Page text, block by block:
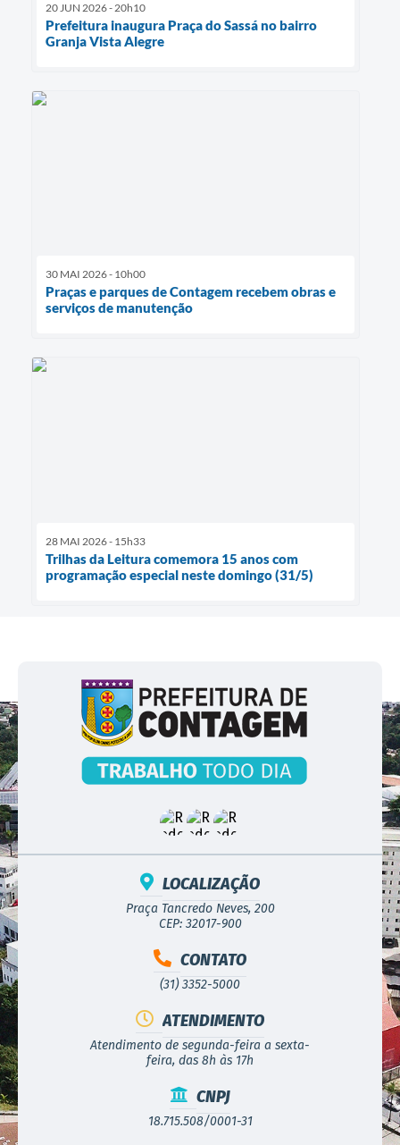
20 JUN 2026 - 20h10
Prefeitura inaugura Praça do Sassá no bairro
Granja Vista Alegre
30 MAI 2026 - 10h00
Praças e parques de Contagem recebem obras e
serviços de manutenção
28 MAI 2026 - 15h33
Trilhas da Leitura comemora 15 anos com
programação especial neste domingo (31/5)
LOCALIZAÇÃO
Praça Tancredo Neves, 200
CEP: 32017-900
CONTATO
(31) 3352-5000
ATENDIMENTO
Atendimento de segunda-feira a sexta-
feira, das 8h às 17h
CNPJ
18.715.508/0001-31